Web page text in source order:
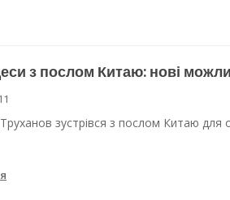
з послом Китаю: нові
зустрівся з послом Китаю